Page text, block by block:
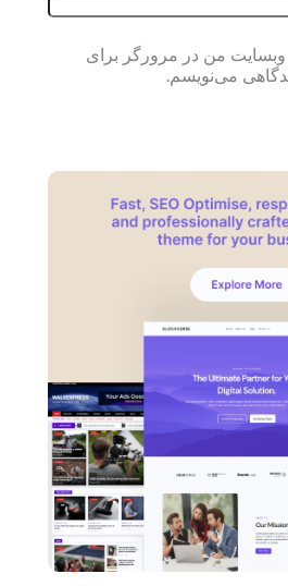
وبسایت من در مرورگر برای
می‌نویسم.